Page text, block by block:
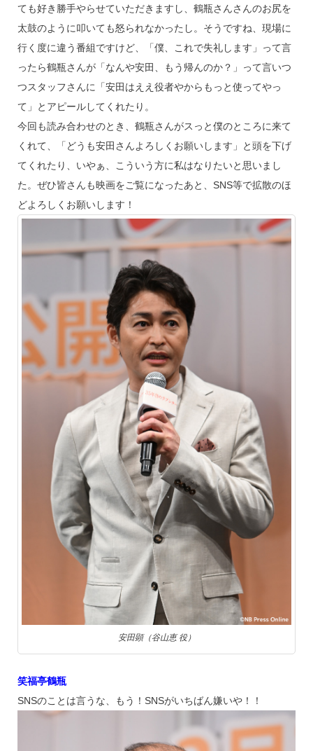
ても好き勝手やらせていただきますし、鶴瓶さんさんのお尻を
太鼓のように叩いても怒られなかったし。そうですね、現場に
行く度に違う番組ですけど、「僕、これで失礼します」って言
ったら鶴瓶さんが「なんや安田、もう帰んのか？」って言いつ
つスタッフさんに「安田はええ役者やからもっと使ってやっ
て」とアピールしてくれたり。
今回も読み合わせのとき、鶴瓶さんがスっと僕のところに来て
くれて、「どうも安田さんよろしくお願いします」と頭を下げ
てくれたり、いやぁ、こういう方に私はなりたいと思いまし
た。ぜひ皆さんも映画をご覧になったあと、SNS等で拡散のほ
どよろしくお願いします！
安田顕（谷山恵 役）
笑福亭鶴瓶
SNSのことは言うな、もう！SNSがいちばん嫌いや！！